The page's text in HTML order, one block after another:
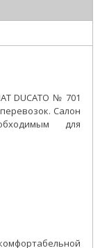
DUCATO № 701
Салон
для